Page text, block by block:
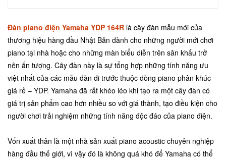
Đàn piano điện Yamaha YDP 164R là cây đàn mẫu mới của
thương hiệu hàng đầu Nhật Bản dành cho những người mới chơi
piano tại nhà hoặc cho những màn biểu diễn trên sân khấu trở
nên ấn tượng. Cây đàn này là sự tổng hợp những tính năng ưu
việt nhất của các mẫu đàn đi trước thuộc dòng piano phân khúc
giá rẻ – YDP. Yamaha đã rất khéo léo khi tạo ra một cây đàn có
giá trị sản phẩm cao hơn nhiều so với giá thành, tạo điều kiện cho
người chơi trải nghiệm những tính năng độc đáo của piano điện.
Vốn xuất thân là một nhà sản xuất piano acoustic chuyên nghiệp
hàng đầu thế giới, vì vậy đó là không quá khó để Yamaha có thể